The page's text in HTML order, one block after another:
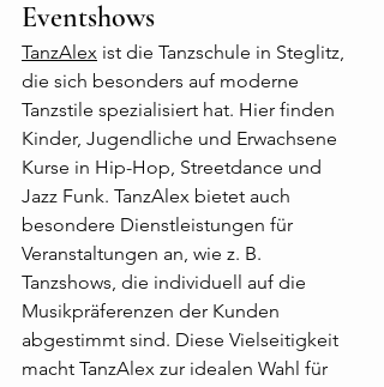
Eventshows
TanzAlex ist die Tanzschule in Steglitz,
die sich besonders auf moderne
Tanzstile spezialisiert hat. Hier finden
Kinder, Jugendliche und Erwachsene
Kurse in Hip-Hop, Streetdance und
Jazz Funk. TanzAlex bietet auch
besondere Dienstleistungen für
Veranstaltungen an, wie z. B.
Tanzshows, die individuell auf die
Musikpräferenzen der Kunden
abgestimmt sind. Diese Vielseitigkeit
macht TanzAlex zur idealen Wahl für